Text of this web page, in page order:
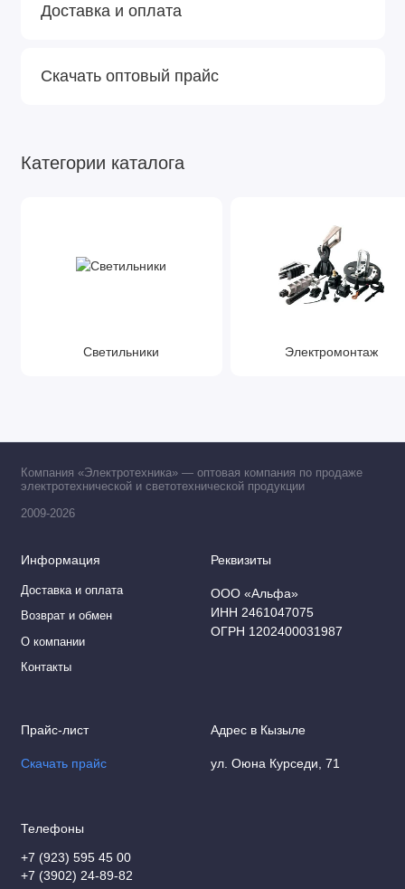
Доставка и оплата
Скачать оптовый прайс
Категории каталога
Светильники Электромонтаж
Компания «Электротехника» — оптовая компания по продаже
электротехнической и светотехнической продукции
2009-2026
Информация
Доставка и оплата
Возврат и обмен
О компании
Контакты
Реквизиты
ООО «Альфа»
ИНН 2461047075
ОГРН 1202400031987
Прайс-лист
Скачать прайс
Адрес в Кызыле
ул. Оюна Курседи, 71
Телефоны
+7 (923) 595 45 00
+7 (3902) 24-89-82